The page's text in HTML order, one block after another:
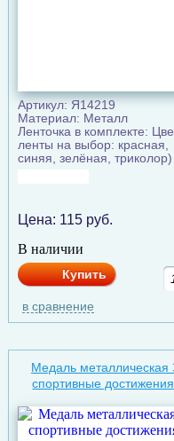
Артикул: Я14219
Материал: Металл
Ленточка в комплекте:
ленты на выбор: красная,
синяя, зелёная, триколор)
Цена: 115руб.
В наличии
Купить
в сравнение
Медаль металлическая
спортивные